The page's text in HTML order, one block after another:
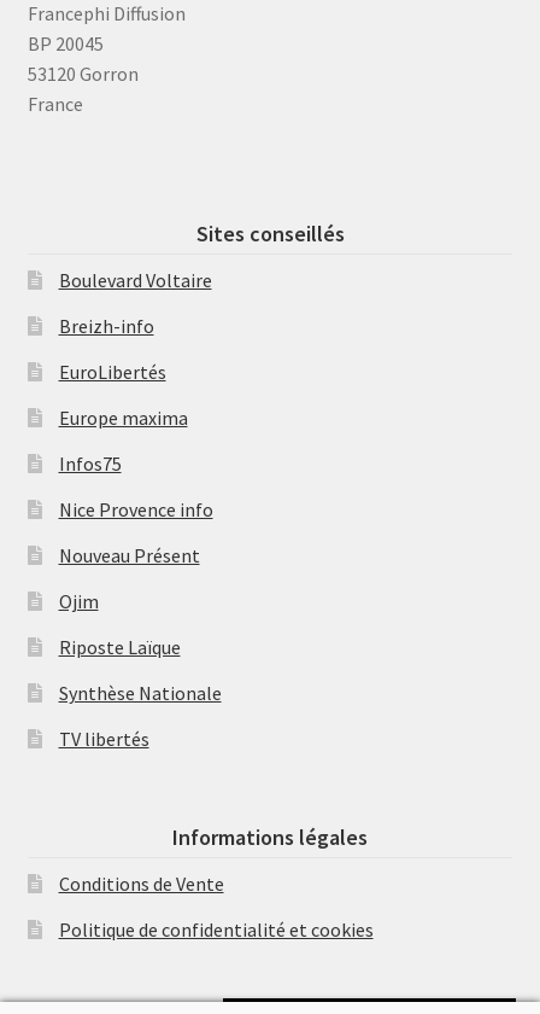
Francephi Diffusion
BP 20045
53120 Gorron
France
Sites conseillés
Boulevard Voltaire
Breizh-info
EuroLibertés
Europe maxima
Infos75
Nice Provence info
Nouveau Présent
Ojim
Riposte Laïque
Synthèse Nationale
TV libertés
Informations légales
Conditions de Vente
Politique de confidentialité et cookies